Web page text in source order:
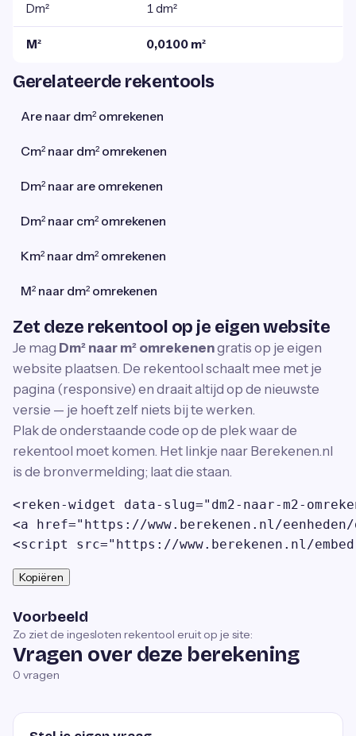
Dm² 1 dm²
M² 0,0100 m²
Gerelateerde rekentools
Are naar dm² omrekenen
Cm² naar dm² omrekenen
Dm² naar are omrekenen
Dm² naar cm² omrekenen
Km² naar dm² omrekenen
M² naar dm² omrekenen
Zet deze rekentool op je eigen website
Je mag Dm² naar m² omrekenengratis op je eigen
website plaatsen. De rekentool schaalt mee met je
pagina (responsive) en draait altijd op de nieuwste
versie — je hoeft zelf niets bij te werken.
Plak de onderstaande code op de plek waar de
rekentool moet komen. Het linkje naar Berekenen.nl
is de bronvermelding; laat die staan.
<reken-widget data-slug="dm2-naar-m2-
<a href="https://www.berekenen.nl/eenheden/
<script src="https://www.berekenen.nl/
Kopiëren
Voorbeeld
Zo ziet de ingesloten rekentool eruit op je site:
Vragen over deze berekening
0 vragen